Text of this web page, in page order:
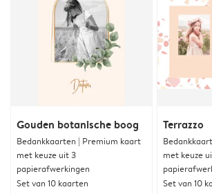
Gouden botanische boog
Bedankkaarten | Premium kaart
met keuze uit 3
papierafwerkingen
Set van 10 kaarten
Terrazzo
met keuze
Set van 10